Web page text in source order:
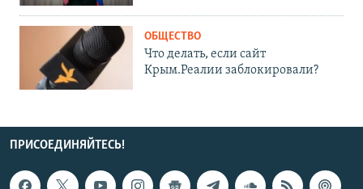
ОБЩЕСТВО
Что делать, если сайт
Крым.Реалии заблокировали?
ПРИСОЕДИНЯЙТЕСЬ!